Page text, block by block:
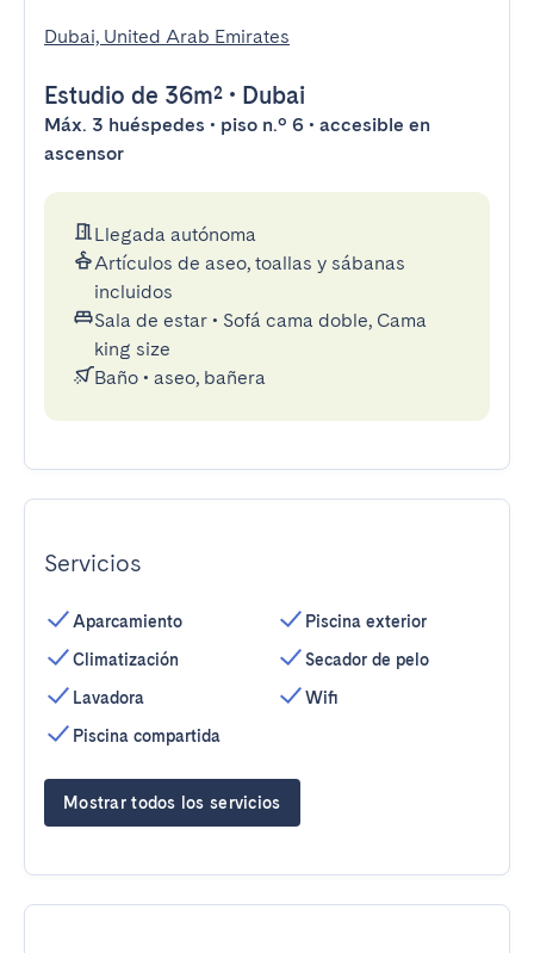
Dubai, United Arab Emirates
Estudio de 36m² • Dubai
Máx. 3 huéspedes • piso n.º 6 • accesible en
ascensor
Llegada autónoma
Artículos de aseo, toallas y sábanas
incluidos
Sala de estar • Sofá cama doble, Cama
king size
Baño • aseo, bañera
Servicios
Aparcamiento
Climatización
Lavadora
Piscina compartida
Piscina exterior
Secador de pelo
Wifi
Mostrar todos los servicios